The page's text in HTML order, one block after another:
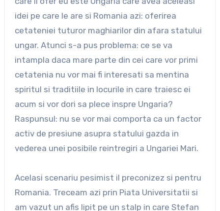
idei pe care le are si Romania azi: oferirea
cetateniei tuturor maghiarilor din afara statului
ungar. Atunci s-a pus problema: ce se va
intampla daca mare parte din cei care vor primi
cetatenia nu vor mai fi interesati sa mentina
spiritul si traditiile in locurile in care traiesc ei
acum si vor dori sa plece inspre Ungaria?
Raspunsul: nu se vor mai comporta ca un factor
activ de presiune asupra statului gazda in
vederea unei posibile reintregiri a Ungariei Mari.
Acelasi scenariu pesimist il preconizez si pentru
Romania. Treceam azi prin Piata Universitatii si
am vazut un afis lipit pe un stalp in care Stefan